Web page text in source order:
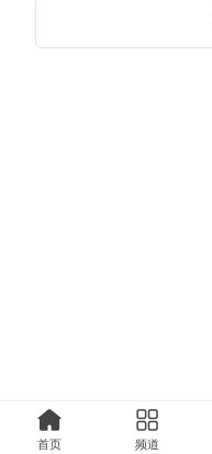
首页 频道